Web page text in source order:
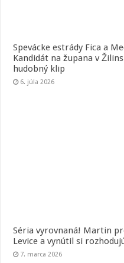
Spevácke estrády Fica a
Kandidát na župana v
hudobný klip
6. júla 2026
Séria vyrovnaná! Martin
Levice a vynútil si
7. marca 2026